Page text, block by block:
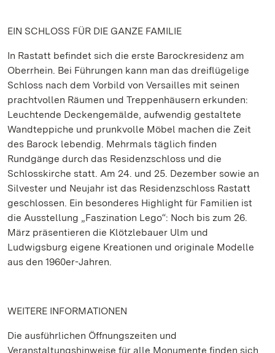
EIN SCHLOSS FÜR DIE GANZE FAMILIE
In Rastatt befindet sich die erste Barockresidenz am
Oberrhein. Bei Führungen kann man das dreiflügelige
Schloss nach dem Vorbild von Versailles mit seinen
prachtvollen Räumen und Treppenhäusern erkunden:
Leuchtende Deckengemälde, aufwendig gestaltete
Wandteppiche und prunkvolle Möbel machen die Zeit
des Barock lebendig. Mehrmals täglich finden
Rundgänge durch das Residenzschloss und die
Schlosskirche statt. Am 24. und 25. Dezember sowie an
Silvester und Neujahr ist das Residenzschloss Rastatt
geschlossen. Ein besonderes Highlight für Familien ist
die Ausstellung „Faszination Lego“: Noch bis zum 26.
März präsentieren die Klötzlebauer Ulm und
Ludwigsburg eigene Kreationen und originale Modelle
aus den 1960er-Jahren.
WEITERE INFORMATIONEN
Die ausführlichen Öffnungszeiten und
Veranstaltungshinweise für alle Monumente finden sich